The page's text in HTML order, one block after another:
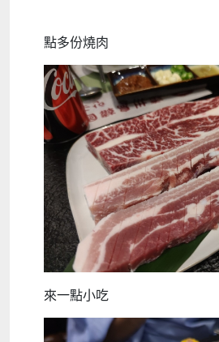
點多份燒肉
來一點小吃